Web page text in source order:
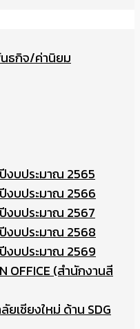
ธกิจ/ค่านิยม
งบประมาณ 2565
งบประมาณ 2566
งบประมาณ 2567
งบประมาณ 2568
งบประมาณ 2569
OFFICE (สำนักงานสี
เชียงใหม่ ด้าน SDG